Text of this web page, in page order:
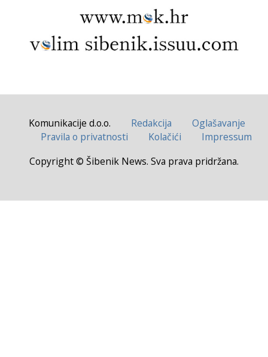
Komunikacije d.o.o. Redakcija
Oglašavanje
Pravila o privatnosti
Kolačići
Impressum
Copyright © Šibenik News. Sva prava pridržana.